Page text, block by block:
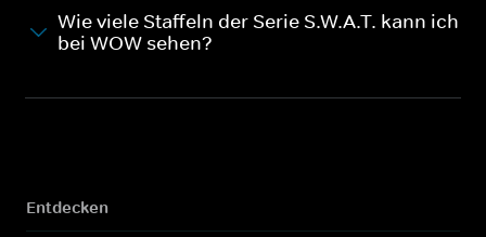
Wie viele Staffeln der Serie S.W.A.T. kann ich
bei WOW sehen?
Entdecken